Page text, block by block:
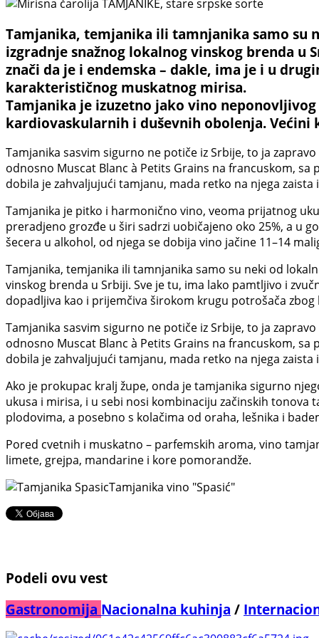
Tamjanika, temjanika ili tamnjanika samo su
izgradnje snažnog lokalnog vinskog brenda
znači da je i endemska – dakle, ima je i u
karakterističnog muskatnog mirisa.
Tamjanika je izuzetno jako vino
kardiovaskularnih i duševnih obolenja.
Tamjanika sasvim sigurno ne potiče iz Srbije, to ja
odnosno Muscat Blanc à Petits Grains na francuskom,
dobila je zahvaljujući tamjanu, mada retko na njega zaista
Tamjanika je pitko i harmonično vino, veoma prijatnog
preradjeno grozđe u širi sadrzi uobičajeno oko 25%, a u
šecera u alkohol, od njega se dobija vino jačine 11–14
Tamjanika, temjanika ili tamnjanika samo su neki od
vinskog brenda u Srbiji. Sve je tu, ima lako pamtljivo i
dopadljiva kao i prijemčiva širokom krugu potrošača
Tamjanika sasvim sigurno ne potiče iz Srbije, to ja
odnosno Muscat Blanc à Petits Grains na francuskom,
dobila je zahvaljujući tamjanu, mada retko na njega zaista
Ako je prokupac kralj župe, onda je tamjanika sigurno
ukusa i mirisa, i u sebi nosi kombinaciju začinskih tonova
plodovima, a posebno s kolačima od oraha, lešnika i
Pored cvetnih i muskatno – parfemskih aroma, vino
limete, grejpa, mandarine i kore pomorandže.
Tamjanika vino "Spasić"
Podeli ovu vest
Gastronomija Nacionalna kuhinja /